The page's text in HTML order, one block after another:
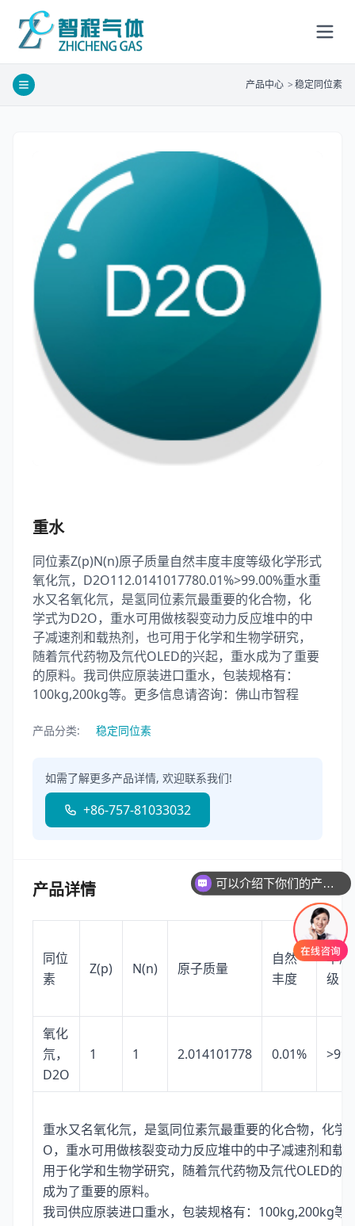
产品中心 >稳定同位素
重水
同位素Z(p)N(n)原子质量自然丰度丰度等级化学形式
氧化氘，D2O112.0141017780.01%>99.00%重水重
水又名氧化氘，是氢同位素氘最重要的化合物，化
学式为D2O，重水可用做核裂变动力反应堆中的中
子减速剂和载热剂，也可用于化学和生物学研究，
随着氘代药物及氘代OLED的兴起，重水成为了重要
的原料。我司供应原装进口重水，包装规格有：
100kg,200kg等。更多信息请咨询：佛山市智程
产品分类: 稳定同位素
如需了解更多产品详情, 欢迎联系我们!
+86-757-81033032
产品详情
同位
素
Z(p) N(n) 原子质量
自然
丰度
丰度
级
氧化
氘，
D2O
1 1 2.014101778 0.01%
重水又名氧化氘，是氢同位素氘最重要的化合物，化学
O，重水可用做核裂变动力反应堆中的中子减速剂和载
用于化学和生物学研究，随着氘代药物及氘代OLED的
成为了重要的原料。
我司供应原装进口重水，包装规格有：100kg,200kg等
可以介绍下你们的产品么